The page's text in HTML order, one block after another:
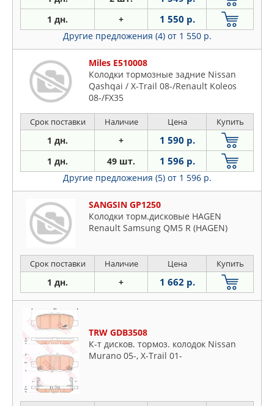
1 дн. + 1 550 р.
Другие предложения (4) от 1 550 р.
Miles E510008
Колодки тормозные задние Nissan
Qashqai / X-Trail 08-/Renault Koleos
08-/FX35
Срок поставки Наличие Цена Купить
1 дн. + 1 590 р.
1 дн. 49 шт. 1 596 р.
Другие предложения (5) от 1 596 р.
SANGSIN GP1250
Колодки торм.дисковые HAGEN
Renault Samsung QM5 R (HAGEN)
Срок поставки Наличие Цена Купить
1 дн. + 1 662 р.
TRW GDB3508
К-т дисков. тормоз. колодок Nissan
Murano 05-, X-Trail 01-